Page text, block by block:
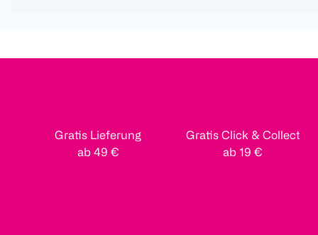
Gratis Lieferung
ab 49 €
Gratis Click & Collect
ab 19 €